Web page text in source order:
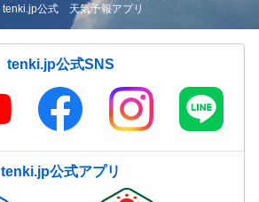
tenki.jp公式 天気予報アプリ
tenki.jp公式SNS
tenki.jp公式アプリ